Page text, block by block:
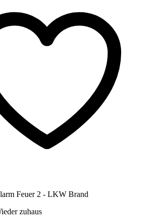
Feuer 2 - LKW Brand
zuhaus